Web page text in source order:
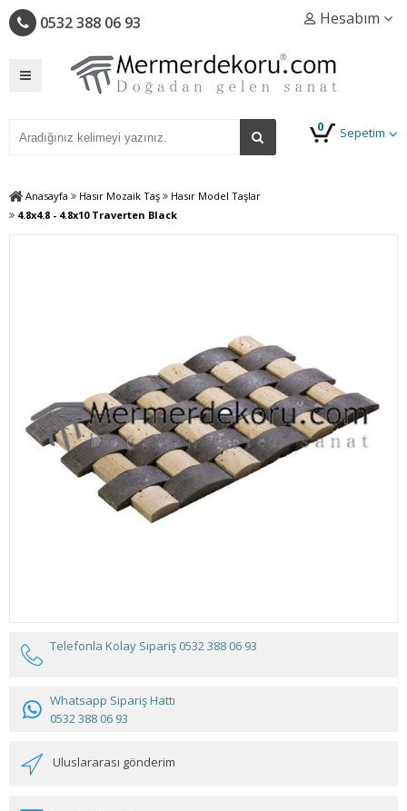
0532 388 06 93 Hesabım
Sepetim
0
Anasayfa Hasır Mozaik Taş
Hasır Model Taşlar
4.8x4.8 - 4.8x10 Traverten Black
Telefonla Kolay Sipariş 0532 388 06 93
Whatsapp Sipariş Hattı
0532 388 06 93
Uluslararası gönderim